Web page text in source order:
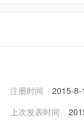
注册时间
2015-
上次发表时间